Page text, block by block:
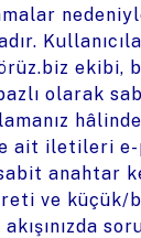
ekibi,
olarak
ait iletileri e-
anahtar
ve küçük/